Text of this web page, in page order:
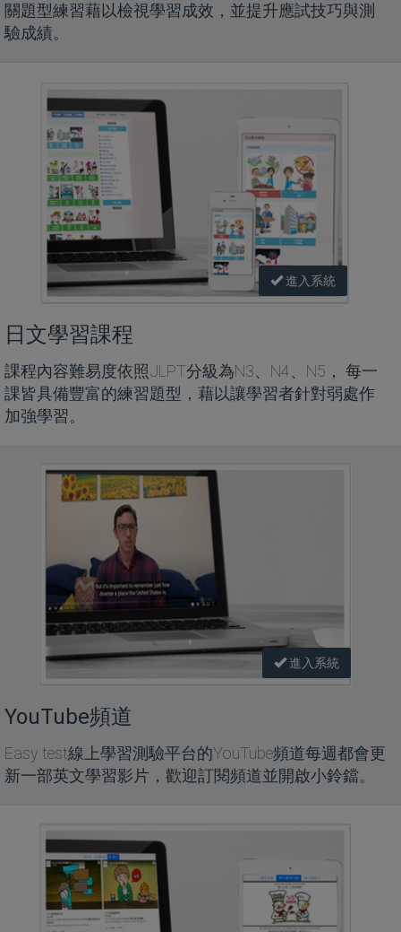
關題型練習藉以檢視學習成效，並提升應試技巧與測
驗成績。
進入系統
日文學習課程
課程內容難易度依照JLPT分級為N3、N4、N5， 每一
課皆具備豐富的練習題型，藉以讓學習者針對弱處作
加強學習。
進入系統
YouTube頻道
Easy test線上學習測驗平台的YouTube頻道每週都會更
新一部英文學習影片，歡迎訂閱頻道並開啟小鈴鐺。